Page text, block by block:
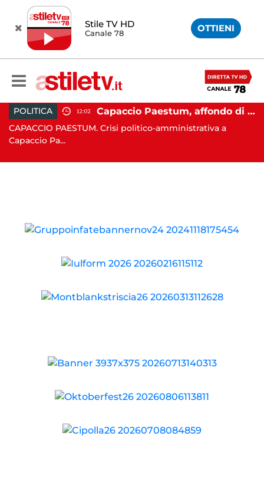
Stile TV HD
Canale 78 OTTIENI
POLITICA 12:02 Capaccio Paestum, affondo di Forza Italia: "Paolino è arrivato al capolinea"
CAPACCIO PAESTUM. Crisi politico-amministrativa a
Capaccio Pa...